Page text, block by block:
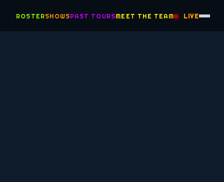
ROSTERSHOWSPAST TOURSMEET THE TEAM LIVE